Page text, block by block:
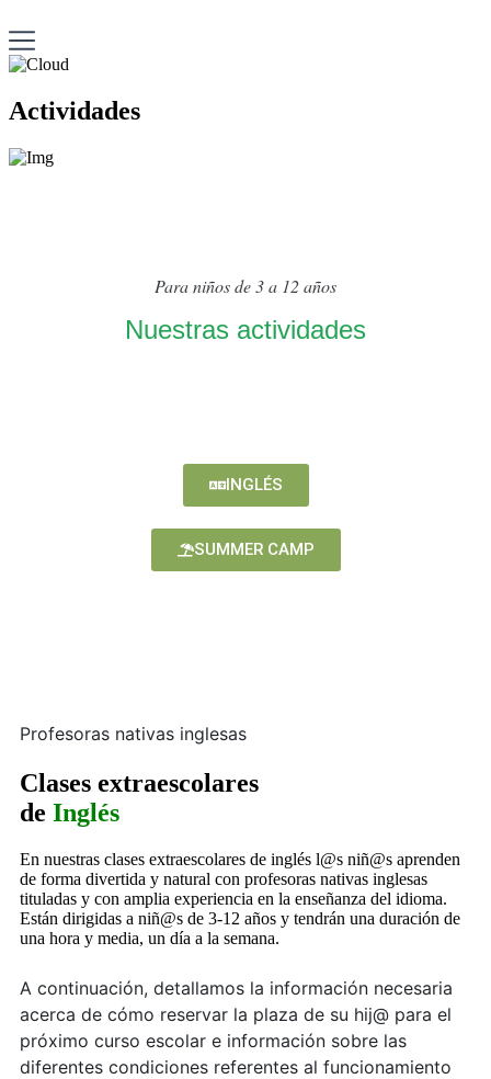
Actividades
Para niños de 3 a 12 años
Nuestras actividades
INGLÉS
SUMMER CAMP
Profesoras nativas inglesas
Clases extraescolares
de Inglés
En nuestras clases extraescolares de inglés l@s niñ@s aprenden
de forma divertida y natural con profesoras nativas inglesas
tituladas y con amplia experiencia en la enseñanza del idioma.
Están dirigidas a niñ@s de 3-12 años y tendrán una duración de
una hora y media, un día a la semana.
A continuación, detallamos la información necesaria
acerca de cómo reservar la plaza de su hij@ para el
próximo curso escolar e información sobre las
diferentes condiciones referentes al funcionamiento